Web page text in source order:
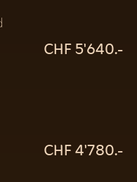
CHF 5'640.-
CHF 4'780.-